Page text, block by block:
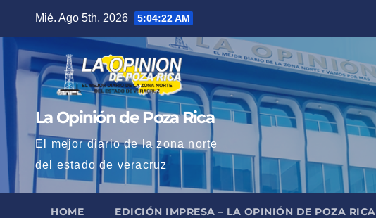
contenido
Mié. Ago 5th, 2026 5:04:23 AM
La Opinión de Poza Rica
El mejor diario de la zona norte
del estado de veracruz
HOME EDICIÓN IMPRESA – LA OPINIÓN DE POZA RICA